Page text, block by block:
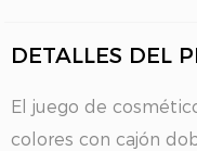
DETALLES DEL
El juego de
colores con cajón